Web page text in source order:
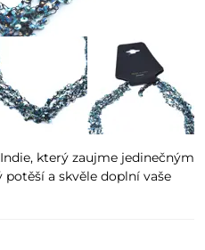
který zaujme jedinečným
a skvěle doplní vaše